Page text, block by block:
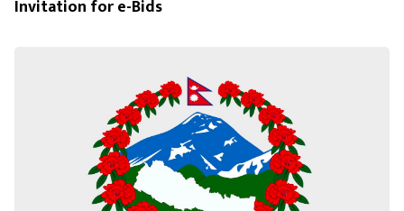
Invitation for e-Bids